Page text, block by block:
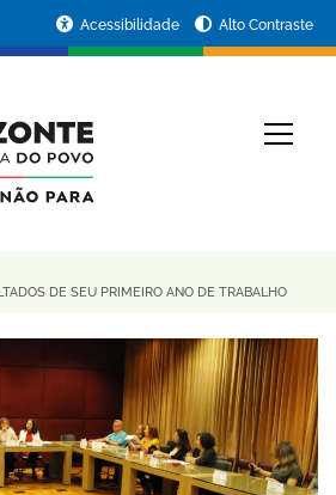
Acessibilidade Alto Contraste
DE SEU PRIMEIRO ANO DE TRABALHO